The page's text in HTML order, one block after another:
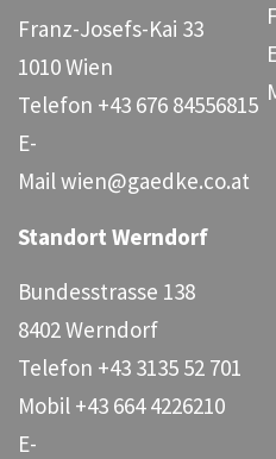
Franz-Josefs-Kai 33
1010 Wien
Telefon +43 676 84556815
E-
Mailwien@gaedke.co.at
Standort Werndorf
Bundesstrasse 138
8402 Werndorf
Telefon +43 3135 52 701
Mobil +43 664 4226210
E-